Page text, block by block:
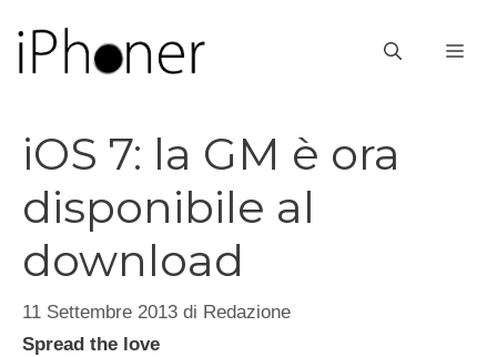
contenuto
iOS 7: la GM è ora
disponibile al
download
11 Settembre 2013 di Redazione
Spread the love